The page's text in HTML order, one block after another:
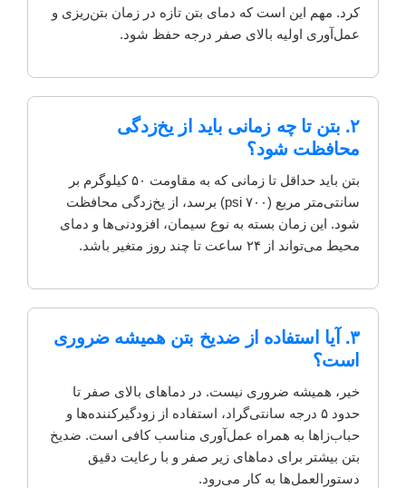
کرد. مهم این است که دمای بتن تازه در زمان بتن‌ریزی و
عمل‌آوری اولیه بالای صفر درجه حفظ شود.
۲. بتن تا چه زمانی باید از یخ‌زدگی
محافظت شود؟
بتن باید حداقل تا زمانی که به مقاومت ۵۰ کیلوگرم بر
سانتی‌متر مربع (۷۰۰ psi) برسد، از یخ‌زدگی محافظت
شود. این زمان بسته به نوع سیمان، افزودنی‌ها و دمای
محیط می‌تواند از ۲۴ ساعت تا چند روز متغیر باشد.
۳. آیا استفاده از ضدیخ بتن همیشه ضروری
است؟
خیر، همیشه ضروری نیست. در دماهای بالای صفر تا
حدود ۵ درجه سانتی‌گراد، استفاده از زودگیرکننده‌ها و
حباب‌زاها به همراه عمل‌آوری مناسب کافی است. ضدیخ
بتن بیشتر برای دماهای زیر صفر و با رعایت دقیق
دستورالعمل‌ها به کار می‌رود.